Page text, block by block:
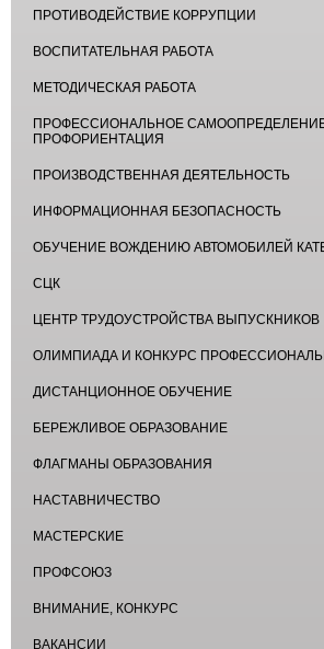
ПРОТИВОДЕЙСТВИЕ КОРРУПЦИИ
ВОСПИТАТЕЛЬНАЯ РАБОТА
МЕТОДИЧЕСКАЯ РАБОТА
ПРОФЕССИОНАЛЬНОЕ
ПРОФОРИЕНТАЦИЯ
ПРОИЗВОДСТВЕННАЯ ДЕЯТЕЛЬНОСТЬ
ИНФОРМАЦИОННАЯ БЕЗОПАСНОСТЬ
ОБУЧЕНИЕ ВОЖДЕНИЮ АВТОМОБИЛЕЙ
СЦК
ЦЕНТР ТРУДОУСТРОЙСТВА ВЫПУСКНИКОВ
ОЛИМПИАДА И КОНКУРС
ДИСТАНЦИОННОЕ ОБУЧЕНИЕ
БЕРЕЖЛИВОЕ ОБРАЗОВАНИЕ
ФЛАГМАНЫ ОБРАЗОВАНИЯ
НАСТАВНИЧЕСТВО
МАСТЕРСКИЕ
ПРОФСОЮЗ
ВНИМАНИЕ, КОНКУРС
ВАКАНСИИ